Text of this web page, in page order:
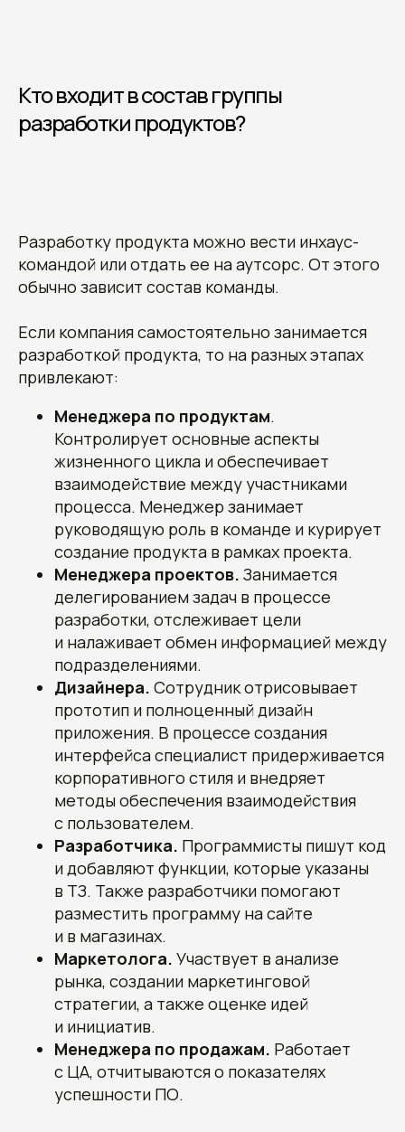
Кто входит в состав группы
разработки продуктов?
Разработку продукта можно вести инхаус-
командой или отдать ее на аутсорс. От этого
обычно зависит состав команды.
Если компания самостоятельно занимается
разработкой продукта, то на разных этапах
привлекают:
Менеджера по продуктам.
Контролирует основные аспекты
жизненного цикла и обеспечивает
взаимодействие между участниками
процесса. Менеджер занимает
руководящую роль в команде и курирует
создание продукта в рамках проекта.
Менеджера проектов. Занимается
делегированием задач в процессе
разработки, отслеживает цели
и налаживает обмен информацией между
подразделениями.
Дизайнера. Сотрудник отрисовывает
прототип и полноценный дизайн
приложения. В процессе создания
интерфейса специалист придерживается
корпоративного стиля и внедряет
методы обеспечения взаимодействия
с пользователем.
Разработчика. Программисты пишут код
и добавляют функции, которые указаны
в ТЗ. Также разработчики помогают
разместить программу на сайте
и в магазинах.
Маркетолога. Участвует в анализе
рынка, создании маркетинговой
стратегии, а также оценке идей
и инициатив.
Менеджера по продажам. Работает
с ЦА, отчитываются о показателях
успешности ПО.